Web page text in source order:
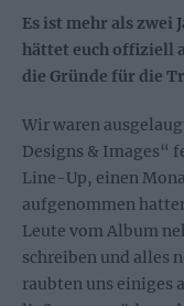
Es ist mehr als zwei
hättet euch offiziell
die Gründe für die
Wir waren
Designs & Images“
Line-Up, einen
aufgenommen
Leute vom Album
schreiben und alles
raubten uns einiges